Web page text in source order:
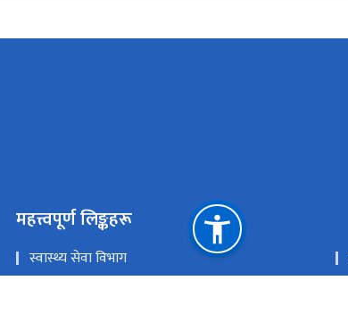
महत्त्वपूर्ण लिङ्कहरू
स्वास्थ्य सेवा विभाग